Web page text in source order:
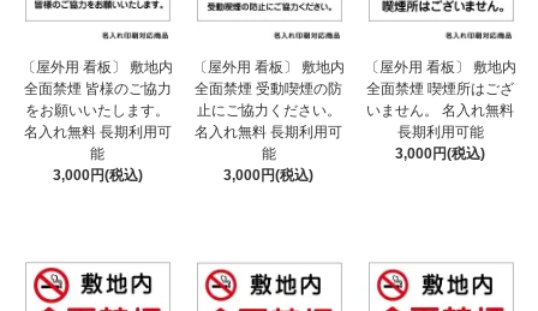
〔屋外用 看板〕 敷地内
全面禁煙 皆様のご協力
をお願いいたします。
名入れ無料 長期利用可
能
3,000円(税込)
〔屋外用 看板〕 敷地内
全面禁煙 受動喫煙の防
止にご協力ください。
名入れ無料 長期利用可
能
3,000円(税込)
〔屋外用 看板〕 敷地内
全面禁煙 喫煙所はござ
いません。 名入れ無料
長期利用可能
3,000円(税込)